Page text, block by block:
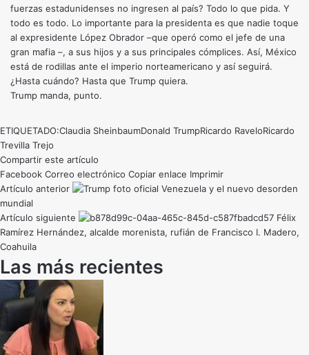
fuerzas estadunidenses no ingresen al país? Todo lo que pida. Y
todo es todo. Lo importante para la presidenta es que nadie toque
al expresidente López Obrador –que operó como el jefe de una
gran mafia –, a sus hijos y a sus principales cómplices. Así, México
está de rodillas ante el imperio norteamericano y así seguirá.
¿Hasta cuándo? Hasta que Trump quiera.
Trump manda, punto.
ETIQUETADO:Claudia SheinbaumDonald TrumpRicardo RaveloRicardo
Trevilla Trejo
Compartir este artículo
Facebook Correo electrónico Copiar enlace Imprimir
Artículo anterior
Venezuela y el nuevo desorden
mundial
Artículo siguiente
Félix
Ramírez Hernández, alcalde morenista, rufián de Francisco I. Madero,
Coahuila
Las más recientes